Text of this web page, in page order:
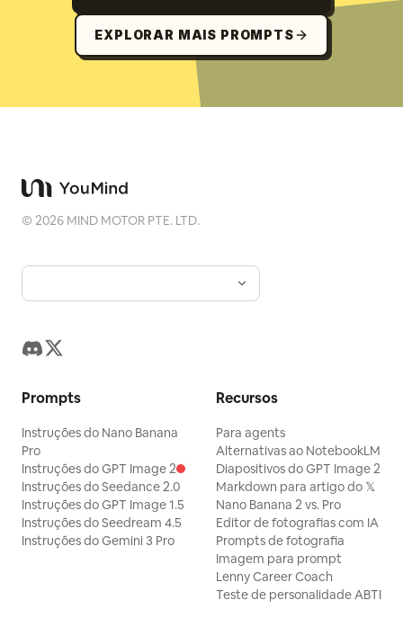
EXPLORAR MAIS PROMPTS
©2026 MIND MOTOR PTE. LTD.
Prompts
Instruções do Nano Banana
Pro
Instruções do GPT Image 2
Instruções do Seedance 2.0
Instruções do GPT Image 1.5
Instruções do Seedream 4.5
Instruções do Gemini 3 Pro
Recursos
Para agents
Alternativas ao NotebookLM
Diapositivos do GPT Image 2
Markdown para artigo do 𝕏
Nano Banana 2 vs. Pro
Editor de fotografias com IA
Prompts de fotografia
Imagem para prompt
Lenny Career Coach
Teste de personalidade ABTI